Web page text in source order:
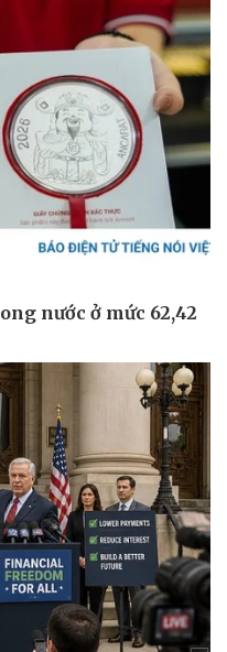
Thị trường
Tiêu dùng
Tỷ giá
Giá cà phê